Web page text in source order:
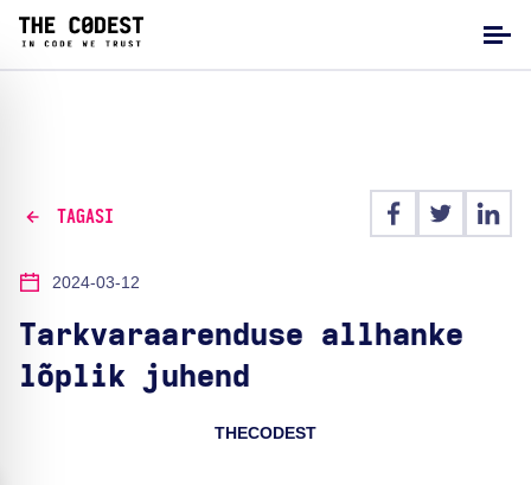
TAGASI
2024-03-12
Tarkvaraarenduse allhanke
lõplik juhend
THECODEST